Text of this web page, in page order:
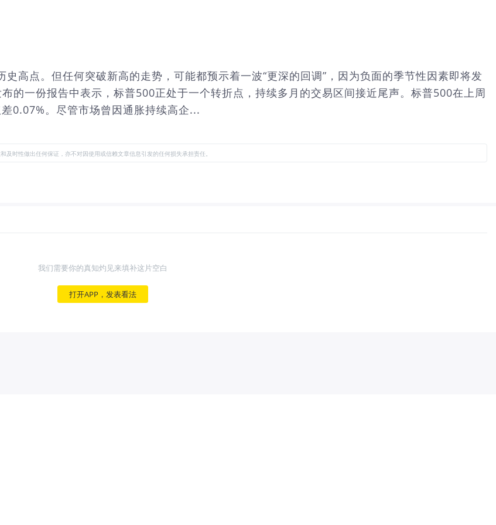
高点。但任何突破新高的走势，可能都预示着一波“更深的回调”，因为负面的季节性因素即将发
的一份报告中表示，标普500正处于一个转折点，持续多月的交易区间接近尾声。标普500在上周
0.07%。尽管市场曾因通胀持续高企...
时性做出任何保证，亦不对因使用或信赖文章信息引发的任何损失承担责任。
我们需要你的真知灼见来填补这片空白
打开APP，发表看法